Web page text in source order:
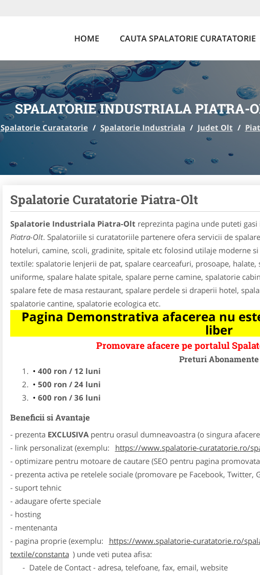
HOME CAUTA SPALATORIE CURATATORIE
SPALATORIE INDUSTRIALA PIATRA-
Spalatorie Curatatorie / Spalatorie Industriala / Judet Olt /
Spalatorie Curatatorie Piatra-Olt
Spalatorie Industriala Piatra-Olt reprezinta pagina unde puteti
Piatra-Olt. Spalatoriile si curatatoriile partenere ofera servicii de
hoteluri, camine, scoli, gradinite, spitale etc folosind utilaje moderne
textile: spalatorie lenjerii de pat, spalare cearceafuri, prosoape,
uniforme, spalare halate spitale, spalare perne camine, spalatorie
spalare fete de masa restaurant, spalare perdele si draperii hotel,
spalatorie cantine, spalatorie ecologica etc.
Pagina Demonstrativa afacerea nu
liber
Promovare afacere pe portalul
Preturi Abonamente
400 ron / 12 luni
500 ron / 24 luni
600 ron / 36 luni
Beneficii si Avantaje
- prezenta EXCLUSIVApentru orasul dumneavoastra (o singura
- link personalizat (exemplu:
https://www.spalatorie-curatatorie.ro/
- optimizare pentru motoare de cautare (SEO pentru pagina
- prezenta activa pe retelele sociale (promovare pe Facebook, Twitter,
- suport tehnic
- adaugare oferte speciale
- hosting
- mentenanta
- pagina proprie (exemplu:
https://www.spalatorie-curatatorie.ro/
textile/constanta ) unde veti putea afisa:
- Datele de Contact - adresa, telefoane, fax, email, website